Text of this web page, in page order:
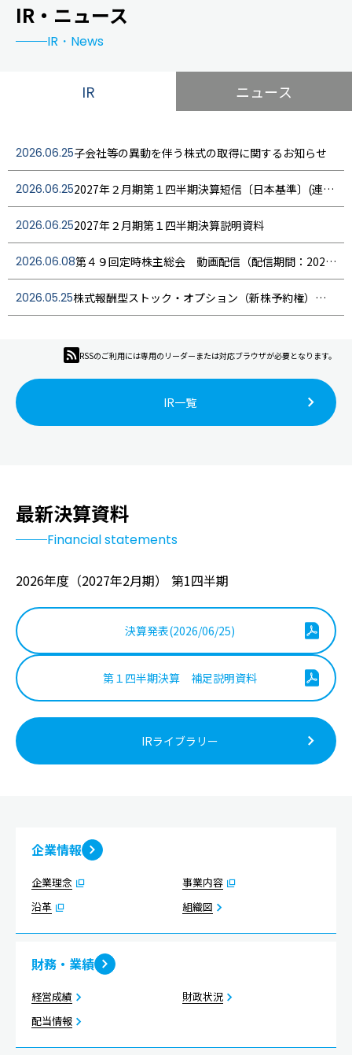
（2027年2月期第1四半期）
決算発表(2026/06/25)
IR・ニュース
IR・News
IR ニュース
2026.06.25子会社等の異動を伴う株式の取得に関するお知らせ
2026.06.252027年２月期第１四半期決算短信〔日本基準〕(連
結)
2026.06.252027年２月期第１四半期決算説明資料
2026.06.08第４９回定時株主総会 動画配信（配信期間：2026
年6月30日（火）まで）
2026.05.25株式報酬型ストック・オプション（新株予約権）の
発行内容確定に関するお知らせ
RSSのご利用には専用のリーダーまたは対応ブラウザが必要となります。
IR一覧
最新決算資料
Financial statements
2026年度（2027年2月期） 第1四半期
決算発表(2026/06/25)
第１四半期決算 補足説明資料
IRライブラリー
企業情報
企業理念
事業内容
沿革
組織図
財務・業績
経営成績
財政状況
配当情報